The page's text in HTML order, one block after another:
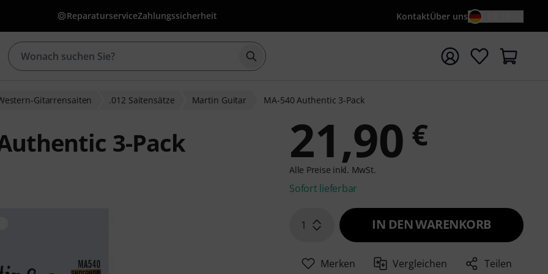
ReparaturserviceZahlungssicherheit KontaktÜber uns
Suche mit Suchwort {searchTerm} starten
Gitarrensaiten .012 Saitensätze Martin Guitar MA-540 Authentic 3-Pack
3-Pack 21,90 €
Alle Preise inkl. MwSt.
Sofort lieferbar
1 IN DEN WARENKORB
Merken Vergleichen Teilen